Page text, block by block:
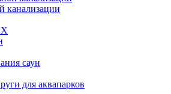
канализации
саун
для аквапарков